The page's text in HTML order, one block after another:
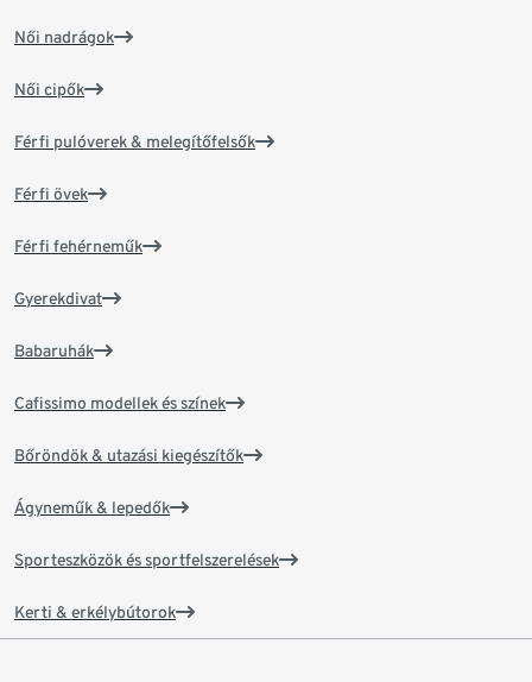
Női nadrágok
Női cipők
Férfi pulóverek & melegítőfelsők
Férfi övek
Férfi fehérneműk
Gyerekdivat
Babaruhák
Cafissimo modellek és színek
Bőröndök & utazási kiegészítők
Ágyneműk & lepedők
Sporteszközök és sportfelszerelések
Kerti & erkélybútorok